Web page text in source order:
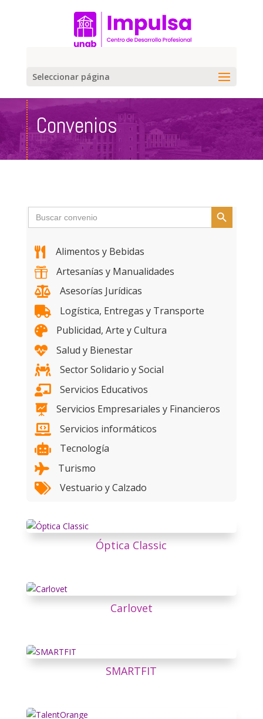
Seleccionar página
Convenios
Buscar: Botón de búsqueda

Alimentos y Bebidas

Artesanías y Manualidades

Asesorías Jurídicas

Logística, Entregas y Transporte

Publicidad, Arte y Cultura

Salud y Bienestar

Sector Solidario y Social

Servicios Educativos

Servicios Empresariales y Financieros

Servicios informáticos

Tecnología

Turismo

Vestuario y Calzado
Óptica Classic
Carlovet
SMARTFIT